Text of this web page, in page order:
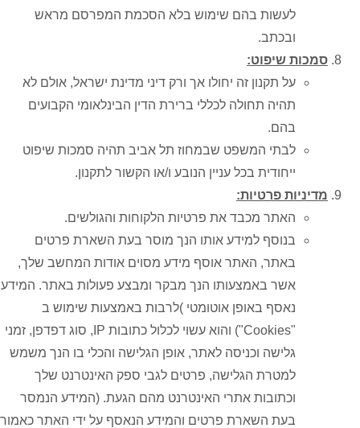
לעשות בהם שימוש בלא הסכמת המפרסם מראש
ובכתב.
סמכות שיפוט:
על תקנון זה יחולו אך ורק דיני מדינת ישראל, אולם לא
תהיה תחולה לכללי ברירת הדין הבינלאומי הקבועים
בהם.
לבתי המשפט שבמחוז תל אביב תהיה סמכות שיפוט
ייחודית בכל עניין הנובע ו/או הקשור לתקנון.
מדיניות פרטיות:
האתר מכבד את פרטיות הלקוחות והגולשים.
בנוסף למידע אותו הנך מוסר בעת השארת פרטים
באתר, האתר אוסף מידע מסוים אודות המחשב שלך,
אשר באמצעותו הנך מבקר ומבצע פעולות באתר. המידע
נאסף באופן אוטומטי )לרבות באמצעות שימוש ב
"Cookies") והוא עשוי לכלול כתובות IP, סוג דפדפן, זמני
גלישה וכניסה לאתר, אופן הגלישה והכלי בו הנך משמש
למטרת הגלישה, פרטים לגבי ספק האינטרנט שלך
וכתובות אתרי האינטרנט מהם הגעת. (המידע הנמסר
בעת השארת פרטים והמידע הנאסף על ידי האתר כאמור